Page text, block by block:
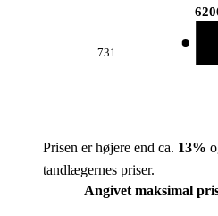
731
Prisen er højere end ca. 13%
tandlægernes priser.
Angivet maksimal